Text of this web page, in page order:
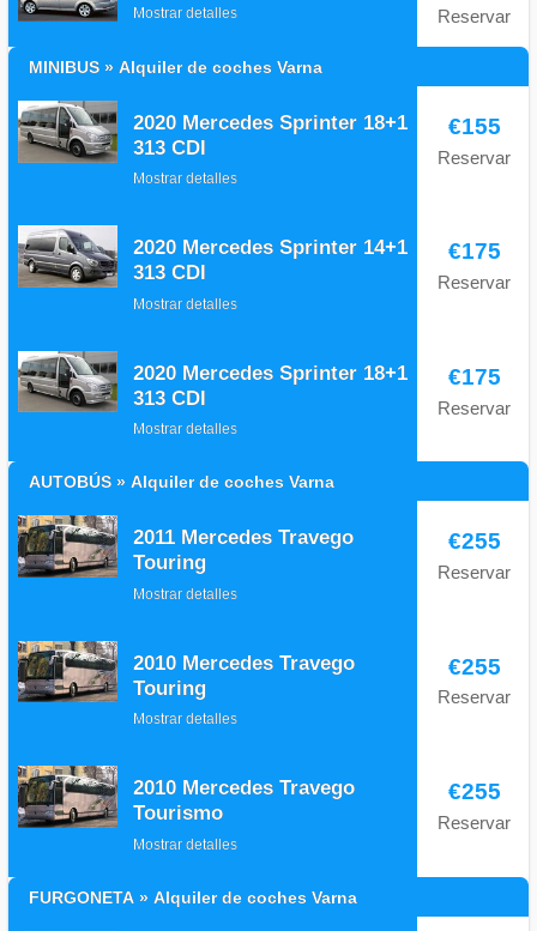
Mostrar detalles Reservar
MINIBUS » Alquiler de coches Varna
2020 Mercedes Sprinter 18+1
313 CDI
Mostrar detalles
€155
Reservar
2020 Mercedes Sprinter 14+1
313 CDI
Mostrar detalles
€175
Reservar
2020 Mercedes Sprinter 18+1
313 CDI
Mostrar detalles
€175
Reservar
AUTOBÚS » Alquiler de coches Varna
2011 Mercedes Travego
Touring
Mostrar detalles
€255
Reservar
2010 Mercedes Travego
Touring
Mostrar detalles
€255
Reservar
2010 Mercedes Travego
Tourismo
Mostrar detalles
€255
Reservar
FURGONETA » Alquiler de coches Varna